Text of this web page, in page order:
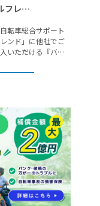
フレ…
転車総合サポート
ンド」に他社でご
いただける『バ…